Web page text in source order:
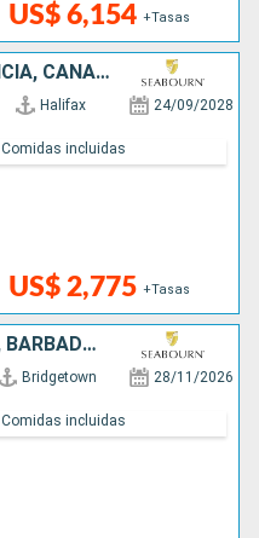
US$ 6,154 +Tasas
ARUBA, PUERTO RICO, FRANCIA, CANADÁ
Halifax 24/09/2028
US$ 2,775 +Tasas
Comidas incluidas
SANTA LUCIA, REINO UNIDO, BARBADOS, SAN MARTÍN, ESTADOS UNIDOS, ANTIGUA Y BARBUDA
Bridgetown 28/11/2026
Comidas incluidas